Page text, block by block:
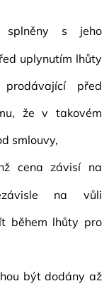
splněny s jeho
uplynutím lhůty
před
že v takovém
smlouvy,
cena závisí na
na vůli
během lhůty pro
být dodány až